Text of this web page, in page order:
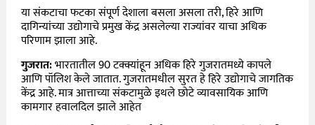
या संकटाचा फटका संपूर्ण देशाला बसला असला तरी, हिरे आणि
दागिन्यांच्या उद्योगाचे प्रमुख केंद्र असलेल्या राज्यांवर याचा अधिक
परिणाम झाला आहे.
गुजरात:भारतातील 90 टक्क्यांहून अधिक हिरे गुजरातमध्ये कापले
आणि पॉलिश केले जातात. गुजरातमधील सुरत हे हिरे उद्योगाचे जागतिक
केंद्र आहे. मात्र आत्ताच्या संकटामुळे इथले छोटे व्यावसायिक आणि
कामगार हवालदिल झाले आहेत